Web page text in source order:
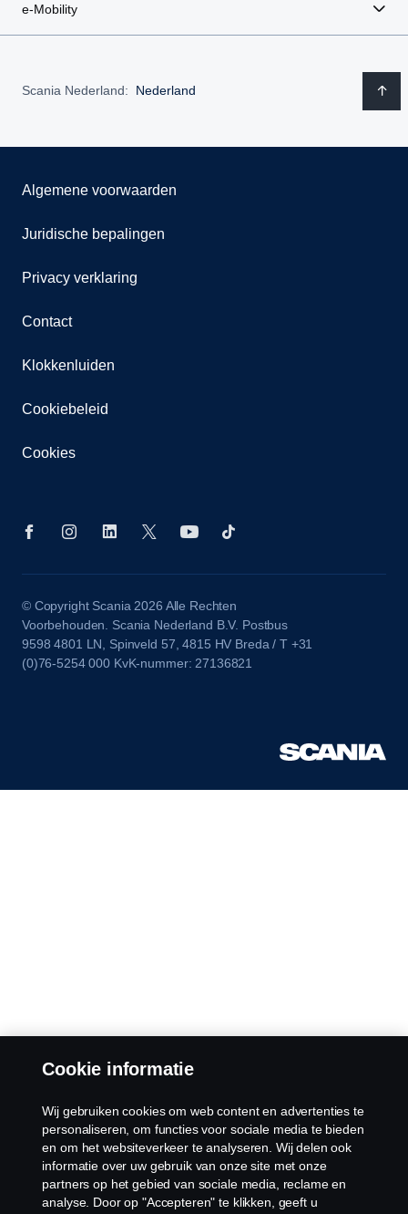
e-Mobility
Scania Nederland: Nederland
Algemene voorwaarden
Juridische bepalingen
Privacy verklaring
Contact
Klokkenluiden
Cookiebeleid
Cookies
© Copyright Scania 2026 Alle Rechten
Voorbehouden. Scania Nederland B.V. Postbus
9598 4801 LN, Spinveld 57, 4815 HV Breda / T +31
(0)76-5254 000 KvK-nummer: 27136821
Cookie informatie
Wij gebruiken cookies om web content en advertenties te
personaliseren, om functies voor sociale media te bieden
en om het websiteverkeer te analyseren. Wij delen ook
informatie over uw gebruik van onze site met onze
partners op het gebied van sociale media, reclame en
analyse. Door op "Accepteren" te klikken, geeft u